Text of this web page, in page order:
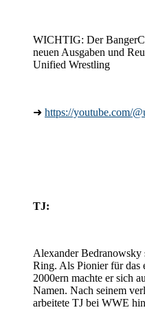
WICHTIG: Der
neuen Ausgaben und
Unified Wrestling
➜ https://youtube.com/
TJ:
Alexander Bedranowsky
Ring. Als Pionier für das
2000ern machte er sich
Namen. Nach seinem
arbeitete TJ bei WWE